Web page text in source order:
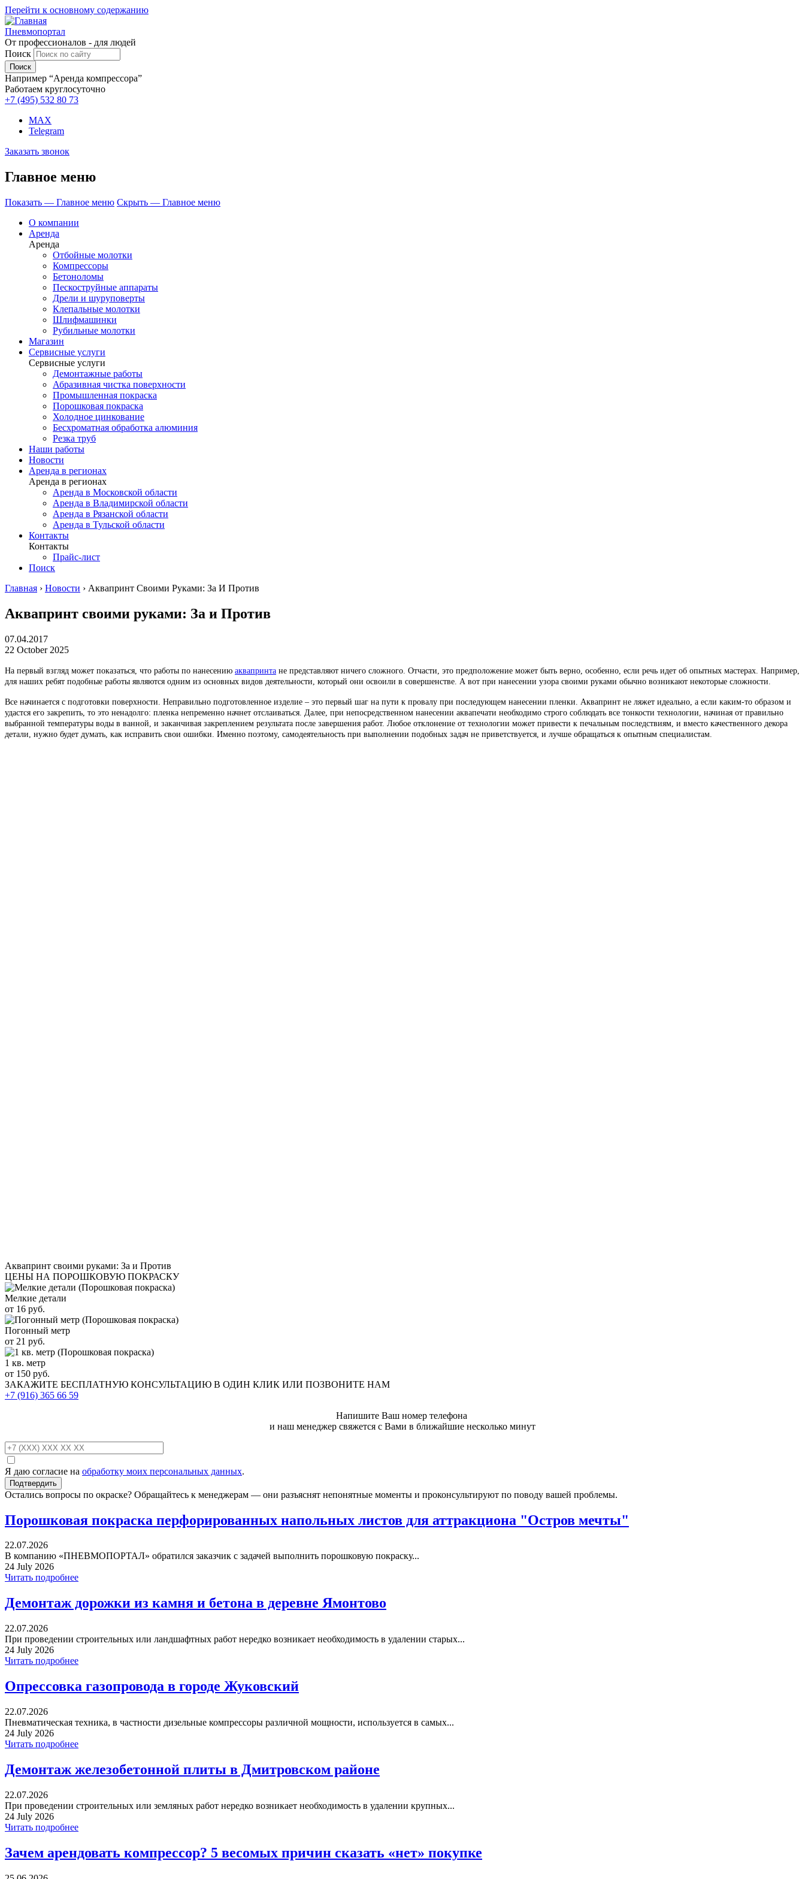
Перейти к основному содержанию
Пневмопортал
От профессионалов - для людей
Поиск
Например “Аренда компрессора”
Работаем круглосуточно
+7 (495) 532 80 73
MAX
Telegram
Заказать звонок
Главное меню
Показать — Главное меню Скрыть — Главное меню
О компании
Аренда
Аренда
Отбойные молотки
Компрессоры
Бетоноломы
Пескоструйные аппараты
Дрели и шуруповерты
Клепальные молотки
Шлифмашинки
Рубильные молотки
Магазин
Сервисные услуги
Сервисные услуги
Демонтажные работы
Абразивная чистка поверхности
Промышленная покраска
Порошковая покраска
Холодное цинкование
Бесхроматная обработка алюминия
Резка труб
Наши работы
Новости
Аренда в регионах
Аренда в регионах
Аренда в Московской области
Аренда в Владимирской области
Аренда в Рязанской области
Аренда в Тульской области
Контакты
Контакты
Прайс-лист
Поиск
Главная › Новости › Аквапринт Своими Руками: За И Против
Аквапринт своими руками: За и Против
07.04.2017
22 October 2025
На первый взгляд может показаться, что работы по нанесению аквапринта не представляют ничего сложного. Отчасти, это предположение может быть верно, особенно, если речь идет об опытных мастерах. Например,
для наших ребят подобные работы являются одним из основных видов деятельности, который они освоили в совершенстве. А вот при нанесении узора своими руками обычно возникают некоторые сложности.
Все начинается с подготовки поверхности. Неправильно подготовленное изделие – это первый шаг на пути к провалу при последующем нанесении пленки. Аквапринт не ляжет идеально, а если каким-то образом и
удастся его закрепить, то это ненадолго: пленка непременно начнет отслаиваться. Далее, при непосредственном нанесении аквапечати необходимо строго соблюдать все тонкости технологии, начиная от правильно
выбранной температуры воды в ванной, и заканчивая закреплением результата после завершения работ. Любое отклонение от технологии может привести к печальным последствиям, и вместо качественного декора
детали, нужно будет думать, как исправить свои ошибки. Именно поэтому, самодеятельность при выполнении подобных задач не приветствуется, и лучше обращаться к опытным специалистам.
Аквапринт своими руками: За и Против
ЦЕНЫ НА ПОРОШКОВУЮ ПОКРАСКУ
Мелкие детали
от 16 руб.
Погонный метр
от 21 руб.
1 кв. метр
от 150 руб.
ЗАКАЖИТЕ БЕСПЛАТНУЮ КОНСУЛЬТАЦИЮ В ОДИН КЛИК ИЛИ ПОЗВОНИТЕ НАМ
+7 (916) 365 66 59
Напишите Ваш номер телефона
и наш менеджер свяжется с Вами в ближайшие несколько минут
Я даю согласие на обработку моих персональных данных.
Остались вопросы по окраске? Обращайтесь к менеджерам — они разъяснят непонятные моменты и проконсультируют по поводу вашей проблемы.
Порошковая покраска перфорированных напольных листов для аттракциона "Остров мечты"
22.07.2026
В компанию «ПНЕВМОПОРТАЛ» обратился заказчик с задачей выполнить порошковую покраску...
24 July 2026
Читать подробнее
Демонтаж дорожки из камня и бетона в деревне Ямонтово
22.07.2026
При проведении строительных или ландшафтных работ нередко возникает необходимость в удалении старых...
24 July 2026
Читать подробнее
Опрессовка газопровода в городе Жуковский
22.07.2026
Пневматическая техника, в частности дизельные компрессоры различной мощности, используется в самых...
24 July 2026
Читать подробнее
Демонтаж железобетонной плиты в Дмитровском районе
22.07.2026
При проведении строительных или земляных работ нередко возникает необходимость в удалении крупных...
24 July 2026
Читать подробнее
Зачем арендовать компрессор? 5 весомых причин сказать «нет» покупке